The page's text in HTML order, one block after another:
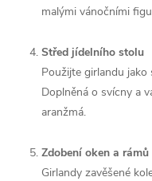
malými vánočními
Střed jídelního stolu
Použijte girlandu
Doplněná o svícny a
aranžmá.
Zdobení oken a rámů
Girlandy zavěšené